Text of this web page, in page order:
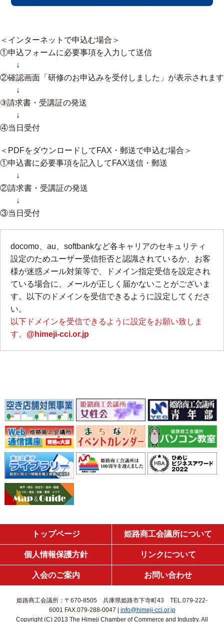
＜インターネットで申込む場合＞
①申込フォームに必要事項を入力して送信
↓
②確認画面「研修のお申込みを受付しました」が表⽰されます
↓
③請求書・受講証の発送
↓
④当日受付
＜PDFをダウンロードしてFAX・郵送で申込む場合＞
①申込書に必要事項を記入してFAX送信・郵送
↓
②請求書・受講証の発送
↓
③当日受付
docomo、au、softbankなど各キャリアのセキュリティ
設定のためユーザー受信拒否と認識されているか、お客
様が迷惑メール対策等で、ドメイン指定受信を設定され
ている場合に、メールが正しく届かないことがございま
す。以下のドメインを受信できるように設定してくださ
い。
以下ドメインを受信できるように設定をお願い致しま
す。 @himeji-cci.or.jp
トップページ 姫路商工会議所について
個人情報保護方針 リンクについて
入会のご案内 お問い合わせ
姫路商工会議所：〒670-8505 兵庫県姫路市下寺町43 TEL.079-222-
6001 FAX.079-288-0047 | info@himeji-cci.or.jp
Copyright (C) 2013 The Himeji Chamber of Commerce and Industry. All